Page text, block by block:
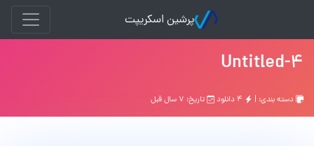
پرشین اسکریپت
Untitled-4
دسته بندی: | تاریخ: ۷ سال قبل